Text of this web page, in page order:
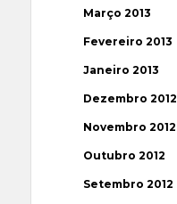
Março 2013
Fevereiro 2013
Janeiro 2013
Dezembro 2012
Novembro 2012
Outubro 2012
Setembro 2012